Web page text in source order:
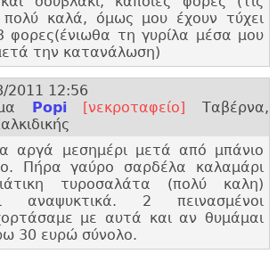
πολύ καλά, όμως μου έχουν τύχει
φορες(ένιωθα τη γυρίλα μέσα μου
την κατανάλωση)
2011 12:56
Popi [νεκροταφείο] Ταβέρνα,
αργά μεσημέρι μετά από μπάνιο
Πήρα γαύρο σαρδέλα καλαμάρι
τυροσαλάτα (πολύ καλη)
αναψυκτικά. 2 πεινασμένοι
με αυτά και αν θυμάμαι
30 ευρώ σύνολο.